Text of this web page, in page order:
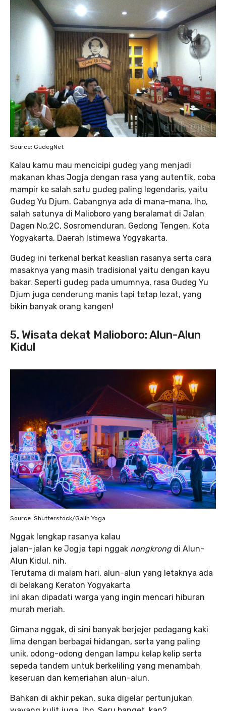
Source: GudegNet
Kalau kamu mau mencicipi gudeg yang menjadi
makanan khas Jogja dengan rasa yang autentik, coba
mampir ke salah satu gudeg paling legendaris, yaitu
Gudeg Yu Djum. Cabangnya ada di mana-mana, lho,
salah satunya di Malioboro yang beralamat di Jalan
Dagen No.2C, Sosromenduran, Gedong Tengen, Kota
Yogyakarta, Daerah Istimewa Yogyakarta.
Gudeg ini terkenal berkat keaslian rasanya serta cara
masaknya yang masih tradisional yaitu dengan kayu
bakar. Seperti gudeg pada umumnya, rasa Gudeg Yu
Djum juga cenderung manis tapi tetap lezat, yang
bikin banyak orang kangen!
5. Wisata dekat Malioboro: Alun-Alun
Kidul
Source: Shutterstock/Galih Yoga
Nggak lengkap rasanya kalau
jalan-jalan ke Jogja tapi nggak nongkrong di Alun-
Alun Kidul, nih.
Terutama di malam hari, alun-alun yang letaknya ada
di belakang Keraton Yogyakarta
ini akan dipadati warga yang ingin mencari hiburan
murah meriah.
Gimana nggak, di sini banyak berjejer pedagang kaki
lima dengan berbagai hidangan, serta yang paling
unik, odong-odong dengan lampu kelap kelip serta
sepeda tandem untuk berkeliling yang menambah
keseruan dan kemeriahan alun-alun.
Bahkan di akhir pekan, suka digelar pertunjukan